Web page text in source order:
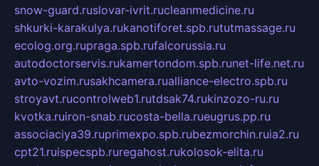
snow-guard.ruslovar-ivrit.rucleanmedicine.ru
shkurki-karakulya.rukanotiforet.spb.rututmassage.ru
ecolog.org.rupraga.spb.rufalcorussia.ru
autodoctorservis.rukamertondom.spb.runet-life.net.ru
avto-vozim.rusakhcamera.rualliance-electro.spb.ru
stroyavt.rucontrolweb1.rutdsak74.rukinzozo-ru.ru
kvotka.ruiron-snab.rucosta-bella.rueugrus.pp.ru
associaciya39.ruprimexpo.spb.rubezmorchin.ruia2.ru
cpt21.ruispecspb.ruregahost.rukolosok-elita.ru